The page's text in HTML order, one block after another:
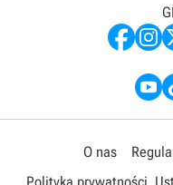
O nas